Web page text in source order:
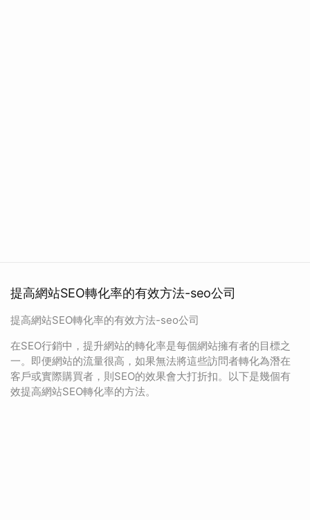
提高網站SEO轉化率的有效方法-seo公司
提高網站SEO轉化率的有效方法-seo公司
在SEO行銷中，提升網站的轉化率是每個網站擁有者的目標之
一。即便網站的流量很高，如果無法將這些訪問者轉化為潛在
客戶或實際購買者，則SEO的效果會大打折扣。以下是幾個有
效提高網站SEO轉化率的方法。